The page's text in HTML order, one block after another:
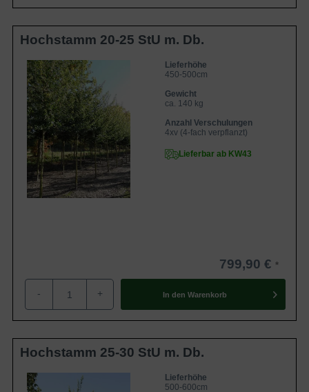
Hochstamm 20-25 StU m. Db.
Lieferhöhe
450-500cm
Gewicht
ca. 140 kg
Anzahl Verschulungen
4xv (4-fach verpflanzt)
Lieferbar ab KW43
799,90 €
- + In den Warenkorb
Hochstamm 25-30 StU m. Db.
Lieferhöhe
500-600cm